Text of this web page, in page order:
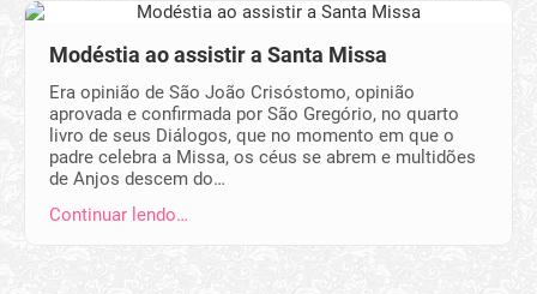
Modéstia ao assistir a Santa Missa
Era opinião de São João Crisóstomo, opinião
aprovada e confirmada por São Gregório, no quarto
livro de seus Diálogos, que no momento em que o
padre celebra a Missa, os céus se abrem e multidões
de Anjos descem do…
Continuar lendo…